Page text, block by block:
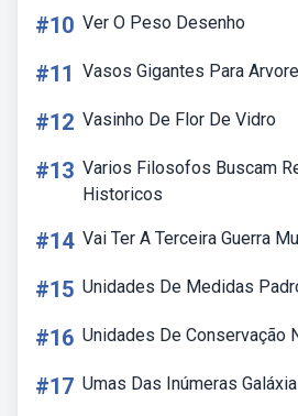
#10 Ver O Peso Desenho
#11 Vasos Gigantes Para
#12 Vasinho De Flor De Vidro
#13 Varios Filosofos Buscam
Historicos
#14 Vai Ter A Terceira Guerra
#15 Unidades De Medidas
#16 Unidades De Conservação
#17 Umas Das Inúmeras